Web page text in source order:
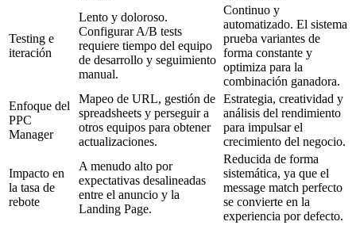
Testing e
iteración
Lento y doloroso.
Configurar A/B tests
requiere tiempo del equipo
de desarrollo y seguimiento
manual.
Continuo y
automatizado. El sistema
prueba variantes de
forma constante y
optimiza para la
combinación ganadora.
Enfoque del
PPC
Manager
Mapeo de URL, gestión de
spreadsheets y perseguir a
otros equipos para obtener
actualizaciones.
Estrategia, creatividad y
análisis del rendimiento
para impulsar el
crecimiento del negocio.
Impacto en
la tasa de
rebote
A menudo alto por
expectativas desalineadas
entre el anuncio y la
Landing Page.
Reducida de forma
sistemática, ya que el
message match perfecto
se convierte en la
experiencia por defecto.